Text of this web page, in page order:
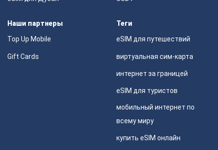
Наши партнеры
Top Up Mobile
Gift Cards
Теги
eSIM для путешествий
виртуальная сим-карта
интернет за границей
eSIM для туристов
мобильный интернет по
всему миру
купить eSIM онлайн